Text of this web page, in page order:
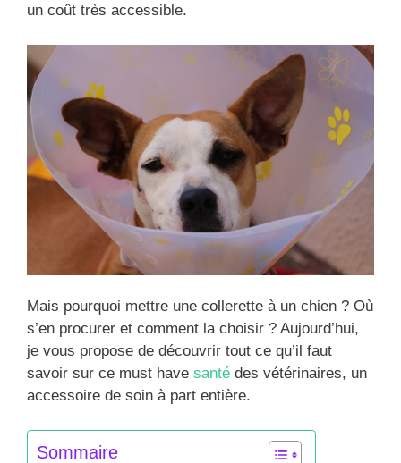
un coût très accessible.
Mais pourquoi mettre une collerette à un chien ? Où
s’en procurer et comment la choisir ? Aujourd’hui,
je vous propose de découvrir tout ce qu’il faut
savoir sur ce must have santé des vétérinaires, un
accessoire de soin à part entière.
Sommaire